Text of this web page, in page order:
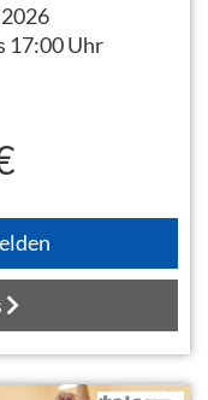
17:00 Uhr